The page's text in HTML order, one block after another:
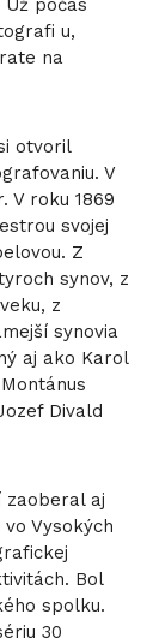
u,
na
otvoril
V
V roku 1869
svojej
Z
synov, z
z
synovia
aj ako Karol
Divald
zaoberal aj
Vysokých
Bol
spolku.
30